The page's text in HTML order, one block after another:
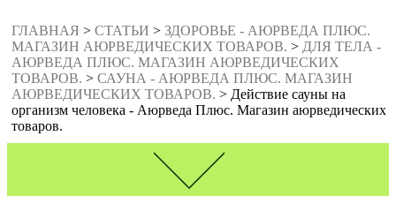
ГЛАВНАЯ > СТАТЬИ > ЗДОРОВЬЕ - АЮРВЕДА ПЛЮС.
МАГАЗИН АЮРВЕДИЧЕСКИХ ТОВАРОВ. > ДЛЯ ТЕЛА -
АЮРВЕДА ПЛЮС. МАГАЗИН АЮРВЕДИЧЕСКИХ
ТОВАРОВ. > САУНА - АЮРВЕДА ПЛЮС. МАГАЗИН
АЮРВЕДИЧЕСКИХ ТОВАРОВ. > Действие сауны на
организм человека - Аюрведа Плюс. Магазин аюрведических
товаров.